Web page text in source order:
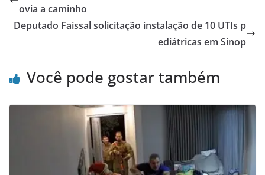
ovia a caminho
Deputado Faissal solicitação instalação de 10 UTIs p
ediátricas em Sinop
Você pode gostar também